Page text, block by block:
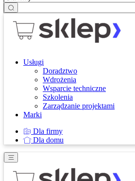
Usługi
Doradztwo
Wdrożenia
Wsparcie techniczne
Szkolenia
Zarządzanie projektami
Marki
Dla firmy
Dla domu